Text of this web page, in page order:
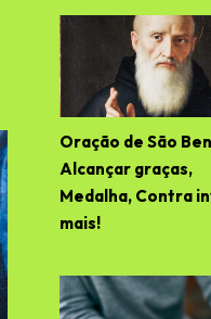
Oração de São
Alcançar graças,
Medalha, Contra
mais!